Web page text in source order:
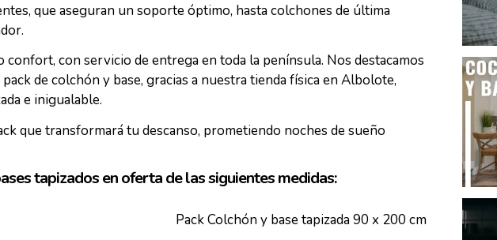
que aseguran un soporte óptimo, hasta colchones de última
con servicio de entrega en toda la península. Nos destacamos
de colchón y base, gracias a nuestra tienda física en Albolote,
e inigualable.
que transformará tu descanso, prometiendo noches de sueño
tapizados en oferta de las siguientes medidas:
Pack Colchón y base tapizada 90 x 200 cm